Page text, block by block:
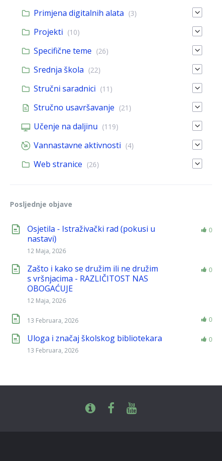
Primjena digitalnih alata (3)
Projekti (10)
Specifične teme (26)
Srednja škola (22)
Stručni saradnici (11)
Stručno usavršavanje (21)
Učenje na daljinu (119)
Vannastavne aktivnosti (4)
Web stranice (26)
Posljednje objave
Osjetila - Istraživački rad (pokusi u
nastavi)
12 Maja, 2026
0
Zašto i kako se družim ili ne družim
s vršnjacima - RAZLIČITOST NAS
OBOGAĆUJE
12 Maja, 2026
0
13 Februara, 2026 0
Uloga i značaj školskog bibliotekara
13 Februara, 2026
0